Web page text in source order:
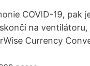
COVID-19, pak
na
Currency